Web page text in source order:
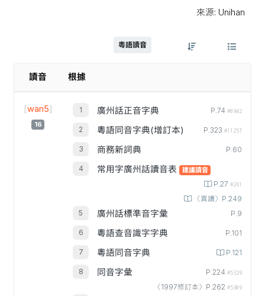
來源: Unihan
粵語讀音
讀音 根據
[wan5]
16
廣州話正音字典 P.74 #0942
粵語同音字典(增訂本) P.323 #11257
商務新詞典 P.60
常用字廣州話讀音表 建議讀音
P.27 #261
〈異讀〉P.249
廣州話標準音字彙 P.9
粵語查音識字字典 P.101
粵語同音字典 P.121
同音字彙 P.224 #5329
〈1997修訂本〉P.262 #5309